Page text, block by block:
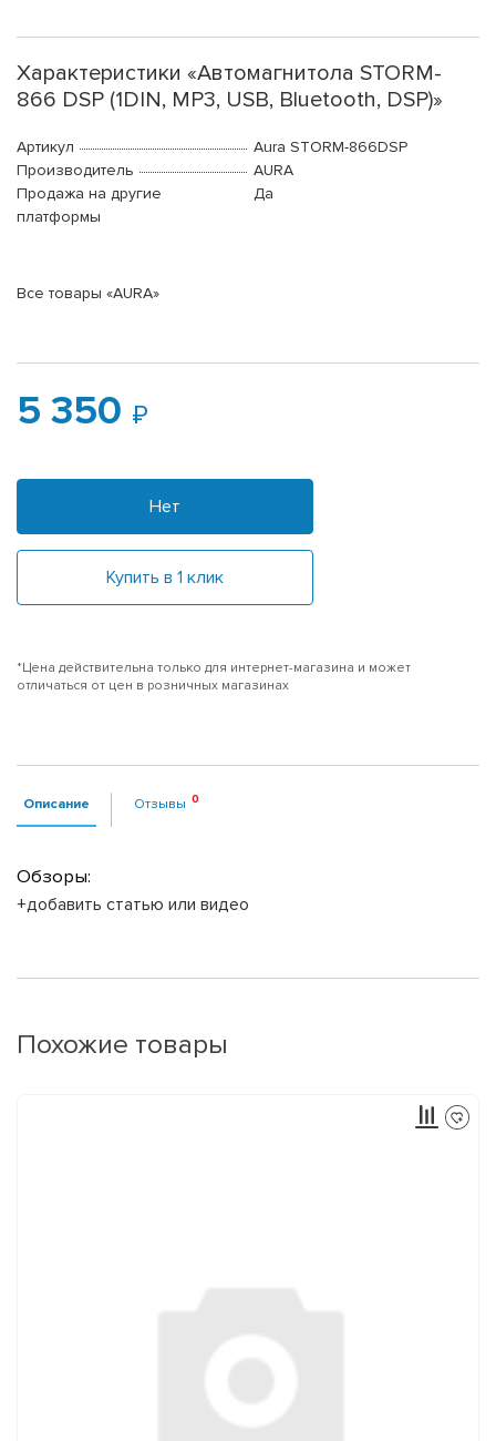
Характеристики «Автомагнитола STORM-
866 DSP (1DIN, MP3, USB, Bluetooth, DSP)»
Артикул
Aura STORM-866DSP
Производитель
AURA
Продажа на другие
платформы
Да
Все товары «AURA»
5 350
Нет
Купить в 1 клик
*Цена действительна только для интернет-магазина и может
отличаться от цен в розничных магазинах
Описание Отзывы
Обзоры:
+добавить статью или видео
Похожие товары